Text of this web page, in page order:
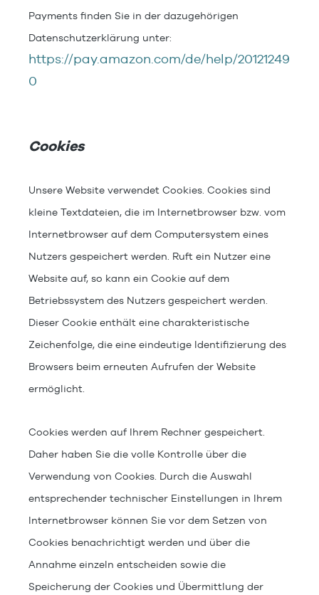
Payments finden Sie in der dazugehörigen
Datenschutzerklärung unter:
https://pay.amazon.com/de/help/20121249
0
Cookies
Unsere Website verwendet Cookies. Cookies sind
kleine Textdateien, die im Internetbrowser bzw. vom
Internetbrowser auf dem Computersystem eines
Nutzers gespeichert werden. Ruft ein Nutzer eine
Website auf, so kann ein Cookie auf dem
Betriebssystem des Nutzers gespeichert werden.
Dieser Cookie enthält eine charakteristische
Zeichenfolge, die eine eindeutige Identifizierung des
Browsers beim erneuten Aufrufen der Website
ermöglicht.
Cookies werden auf Ihrem Rechner gespeichert.
Daher haben Sie die volle Kontrolle über die
Verwendung von Cookies. Durch die Auswahl
entsprechender technischer Einstellungen in Ihrem
Internetbrowser können Sie vor dem Setzen von
Cookies benachrichtigt werden und über die
Annahme einzeln entscheiden sowie die
Speicherung der Cookies und Übermittlung der